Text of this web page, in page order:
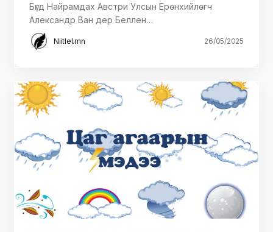
Бүгд Найрамдах Австри Улсын Ерөнхийлөгч
Александр Ван дер Беллен…
Niitlel.mn 26/05/2025